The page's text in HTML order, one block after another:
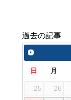
過去の記事
日 月
25 26